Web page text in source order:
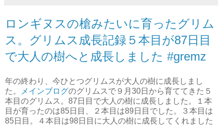
ロンギヌスの槍みたいに育ったグリム
ス。グリムス成長記録５本目が87日目
で大人の樹へと成長しました #gremz
年の終わり、今ひとつグリムスが大人の樹に成長しまし
た。
メインブログのグリムスで９月30日から育ててきた５
本目のグリムス。87日目で大人の樹に成長しました。１本
目が育ったのは85日目、２本目は89日目でした。３本目は
85日目。４本目は98日目に大人の樹に成長してくれました